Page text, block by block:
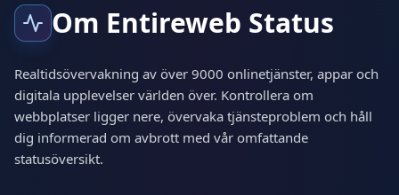
Om Entireweb Status
Realtidsövervakning av över 9000 onlinetjänster, appar och
digitala upplevelser världen över. Kontrollera om
webbplatser ligger nere, övervaka tjänsteproblem och håll
dig informerad om avbrott med vår omfattande
statusöversikt.